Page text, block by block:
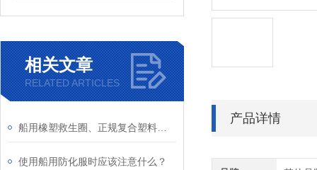
相关文章
RELATED ARTICLES
使用船用防化服时应该注意什么？
产品详情